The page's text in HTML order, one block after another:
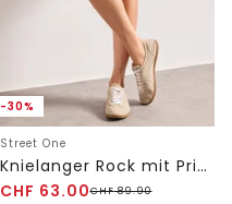
-30%
Street One
Knielanger Rock mit Print und Volant
CHF 63.00CHF89.90